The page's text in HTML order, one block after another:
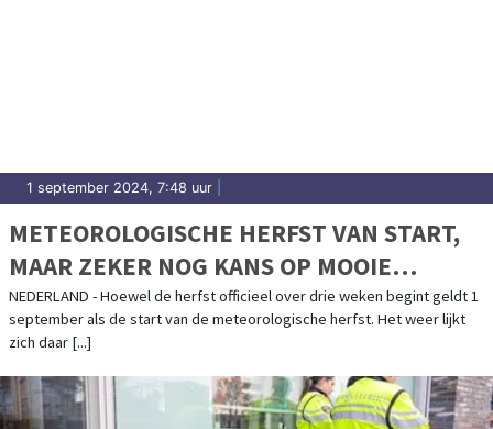
1 september 2024, 7:48 uur
METEOROLOGISCHE HERFST VAN START,
MAAR ZEKER NOG KANS OP MOOIE
NAZOMER
NEDERLAND - Hoewel de herfst officieel over drie weken begint geldt 1
september als de start van de meteorologische herfst. Het weer lijkt
zich daar [...]